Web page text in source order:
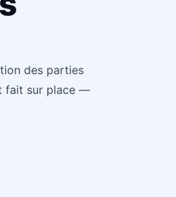
des parties
fait sur place —